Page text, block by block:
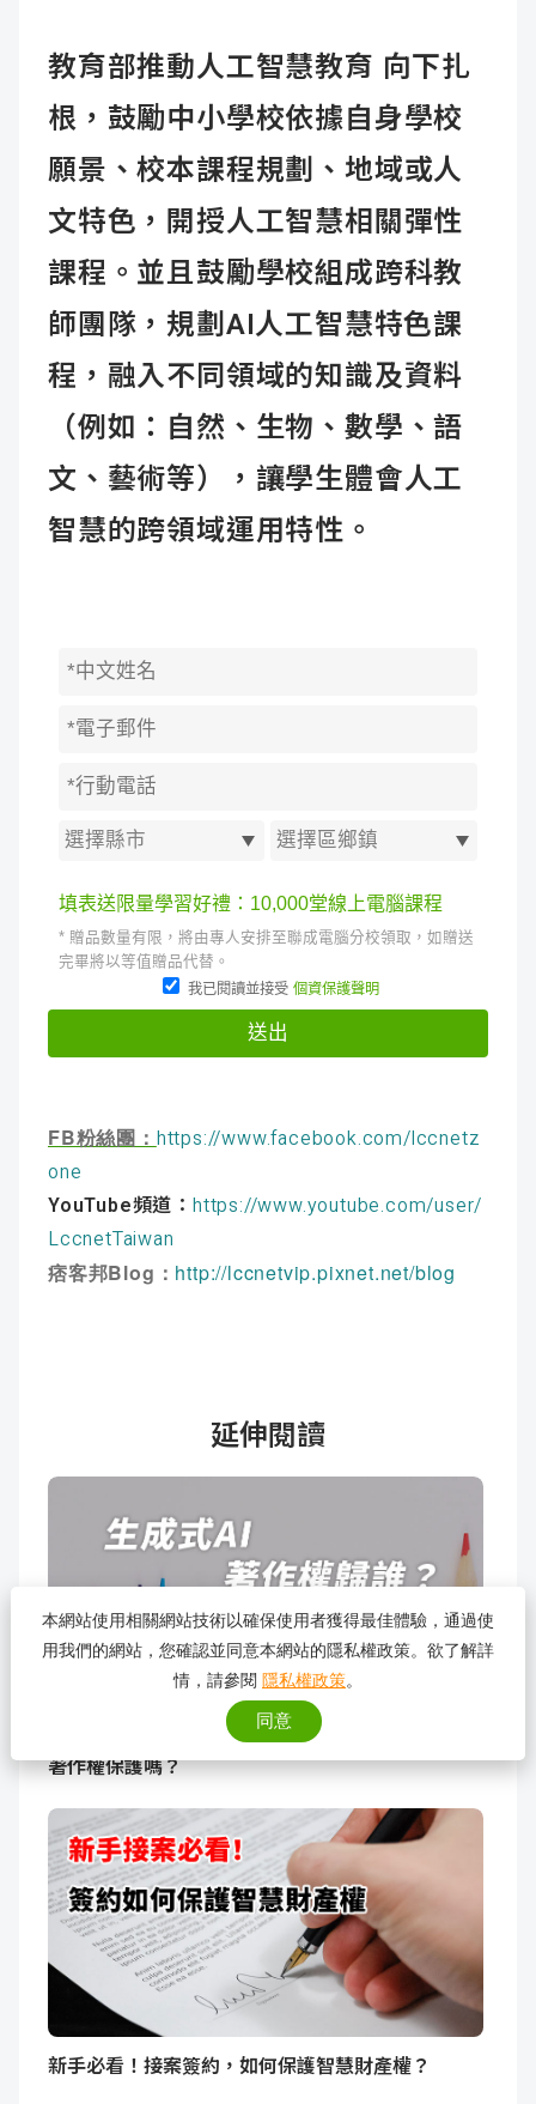
教育部推動人工智慧教育 向下扎
根，鼓勵中小學校依據自身學校
願景、校本課程規劃、地域或人
文特色，開授人工智慧相關彈性
課程。並且鼓勵學校組成跨科教
師團隊，規劃AI人工智慧特色課
程，融入不同領域的知識及資料
（例如：自然、生物、數學、語
文、藝術等），讓學生體會人工
智慧的跨領域運用特性。
FB粉絲團： https://www.facebook.com/lccnetz
one
YouTube頻道： https://www.youtube.com/user/
LccnetTaiwan
痞客邦Blog： http://lccnetvip.pixnet.net/blog
延伸閱讀
生成式AI創作的藝術作品，誰才是真正的作者？受
著作權保護嗎？
新手必看！接案簽約，如何保護智慧財產權？
本網站使用相關網站技術以確保使用者獲得最佳體驗，通過使
用我們的網站，您確認並同意本網站的隱私權政策。欲了解詳
情，請參閱 隱私權政策。
同意